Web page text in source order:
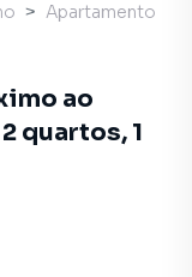
Apartamento
ao
quartos, 1